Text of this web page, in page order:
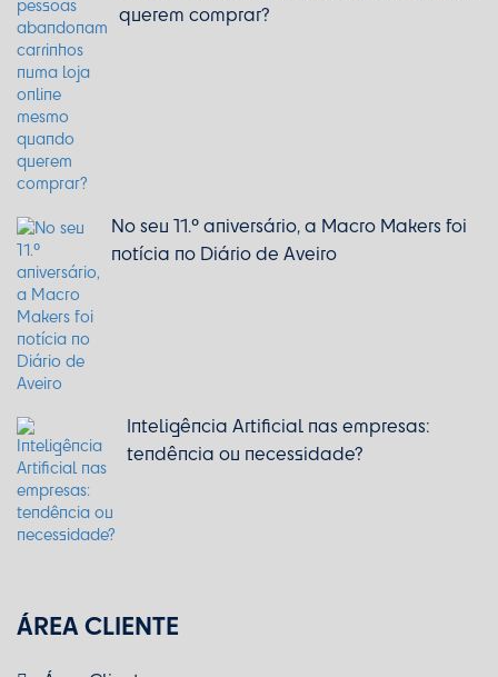
querem comprar?
No seu 11.º aniversário, a Macro Makers foi
notícia no Diário de Aveiro
Inteligência Artificial nas empresas:
tendência ou necessidade?
ÁREA CLIENTE